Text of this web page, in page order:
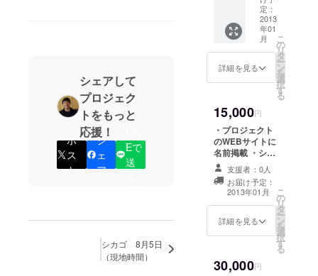
シェアして
プロジェク
トをもっと
応援！
ポ
ス
ト
シ
ェ
ア
Eで
送
シカゴ 8月5日
（現地時間）
らお礼
のエア
メール
・久保
奈月
手書き
コース
ター3枚
・伽井
丹彌
ポスト
カード
10枚組
定：
2013
年01
月
詳細を見る
こ
の
リ
タ
ー
ン
を
選
択
す
る
15,000円
・プロジェクト
のWEBサイトに
名前掲載 ・シカ
ゴからお礼のエ
アメール ・久保
奈月 手書き
コースター3枚
セット ・伽井丹
彌 ポストカー
ド10枚組 ・シカ
支援者：0人
お届け予定：
2013年01月
詳細を見る
こ
の
リ
タ
ー
ン
を
選
択
す
る
30,000円